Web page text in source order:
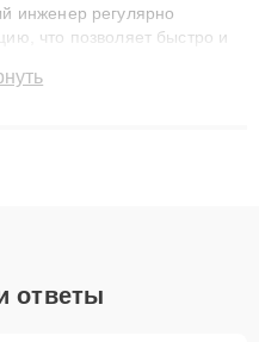
инженер регулярно
что позволяет быстро и
мастера решают
ответы